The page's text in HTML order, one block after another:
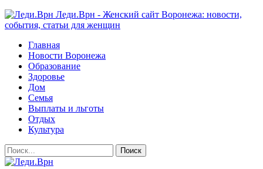
Леди.Врн - Женский сайт Воронежа: новости,
события, статьи для женщин
Главная
Новости Воронежа
Образование
Здоровье
Дом
Семья
Выплаты и льготы
Отдых
Культура